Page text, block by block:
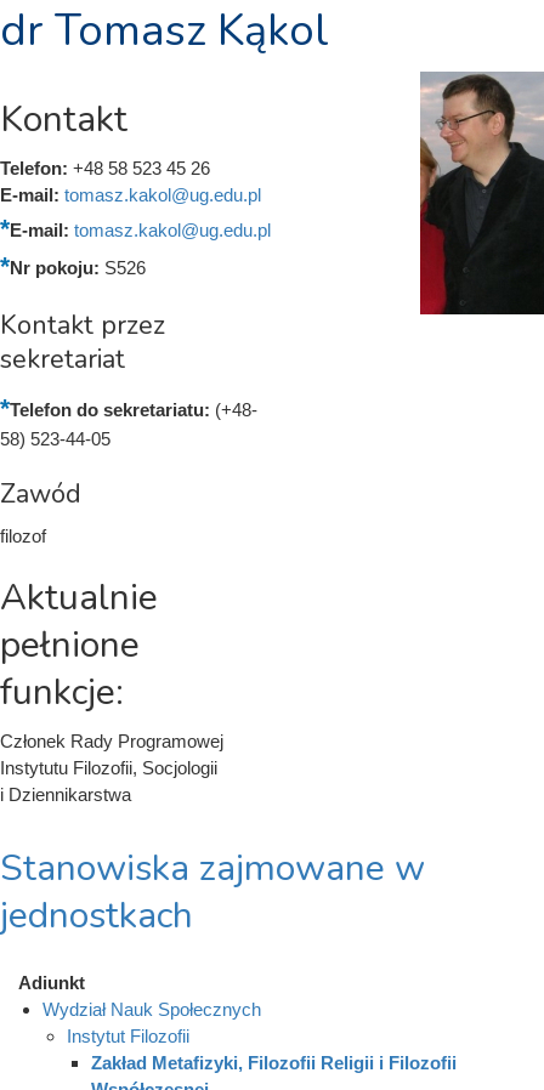
dr Tomasz Kąkol
Kontakt
Telefon: +48 58 523 45 26
E-mail: tomasz.kakol@ug.edu.pl
E-mail: tomasz.kakol@ug.edu.pl
Nr pokoju: S526
Kontakt przez
sekretariat
Telefon do sekretariatu: (+48-
58) 523-44-05
Zawód
filozof
Aktualnie
pełnione
funkcje:
Członek Rady Programowej
Instytutu Filozofii, Socjologii
i Dziennikarstwa
Stanowiska zajmowane w
jednostkach
Adiunkt
Wydział Nauk Społecznych
Instytut Filozofii
Zakład Metafizyki, Filozofii Religii i Filozofii